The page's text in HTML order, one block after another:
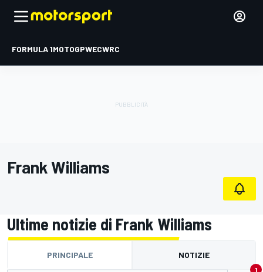
FORMULA 1MOTOGPWECWRC
Frank Williams
Ultime notizie di Frank Williams
PRINCIPALE NOTIZIE
1